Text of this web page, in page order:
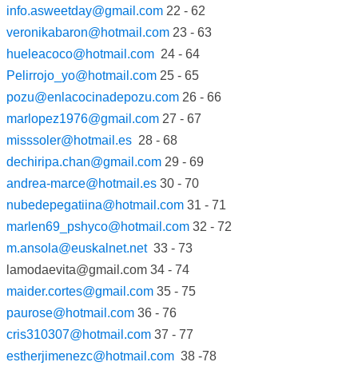
info.asweetday@gmail.com 22 - 62
veronikabaron@hotmail.com 23 - 63
hueleacoco@hotmail.com 24 - 64
Pelirrojo_yo@hotmail.com 25 - 65
pozu@enlacocinadepozu.com 26 - 66
marlopez1976@gmail.com 27 - 67
misssoler@hotmail.es 28 - 68
dechiripa.chan@gmail.com 29 - 69
andrea-marce@hotmail.es 30 - 70
nubedepegatiina@hotmail.com 31 - 71
marlen69_pshyco@hotmail.com 32 - 72
m.ansola@euskalnet.net33 - 73
lamodaevita@gmail.com 34 - 74
maider.cortes@gmail.com 35 - 75
paurose@hotmail.com 36 - 76
cris310307@hotmail.com 37 - 77
estherjimenezc@hotmail.com 38 -78